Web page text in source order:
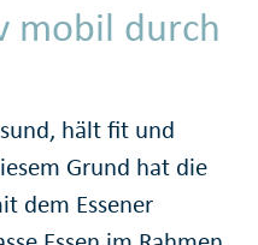
mobil durch
hält fit und
Grund hat die
dem Essener